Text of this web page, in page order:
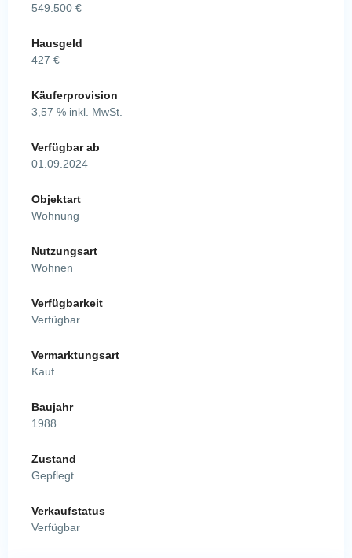
549.500 €
Hausgeld
427 €
Käuferprovision
3,57 % inkl. MwSt.
Verfügbar ab
01.09.2024
Objektart
Wohnung
Nutzungsart
Wohnen
Verfügbarkeit
Verfügbar
Vermarktungsart
Kauf
Baujahr
1988
Zustand
Gepflegt
Verkaufstatus
Verfügbar